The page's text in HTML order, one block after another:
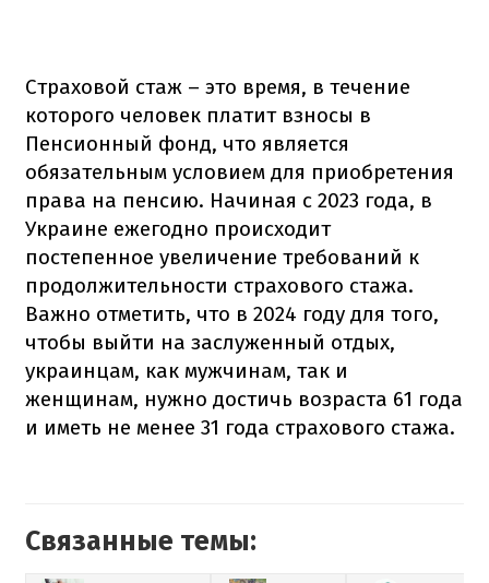
Страховой стаж – это время, в течение
которого человек платит взносы в
Пенсионный фонд, что является
обязательным условием для приобретения
права на пенсию. Начиная с 2023 года, в
Украине ежегодно происходит
постепенное увеличение требований к
продолжительности страхового стажа.
Важно отметить, что в 2024 году для того,
чтобы выйти на заслуженный отдых,
украинцам, как мужчинам, так и
женщинам, нужно достичь возраста 61 года
и иметь не менее 31 года страхового стажа.
Связанные темы: